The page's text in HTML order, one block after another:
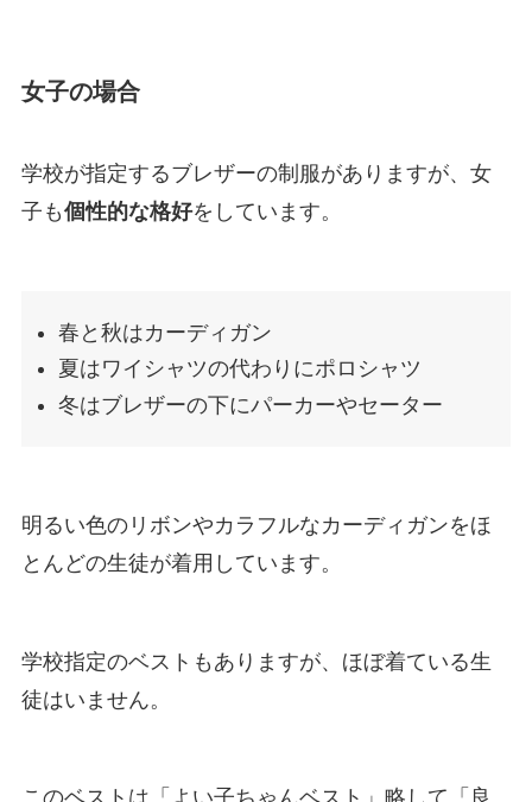
女子の場合
学校が指定するブレザーの制服がありますが、女
子も個性的な格好をしています。
春と秋はカーディガン
夏はワイシャツの代わりにポロシャツ
冬はブレザーの下にパーカーやセーター
明るい色のリボンやカラフルなカーディガンをほ
とんどの生徒が着用しています。
学校指定のベストもありますが、ほぼ着ている生
徒はいません。
このベストは「よい子ちゃんベスト」略して「良